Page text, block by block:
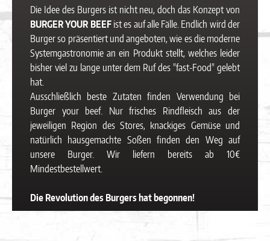
Die Idee des Burgers ist nicht neu, doch das Konzept von
BURGER YOUR BEEFist es auf alle Fälle. Endlich wird der
Burger so präsentiert und angeboten, wie es die moderne
Systemgastronomie an ein Produkt stellt, welches leider
bisher viel zu lange unter dem Ruf des "fast-Food" gelebt
hat.
Ausschließlich beste Zutaten finden Verwendung bei
Burger your beef. Nur frisches Rindfleisch aus der
jeweiligen Region des Stores, knackiges Gemüse und
natürlich hausgemachte Soßen finden den Weg auf
unsere Burger. Wir liefern bereits ab 10€
Mindestbestellwert.
Die Revolution des Burgers hat begonnen!